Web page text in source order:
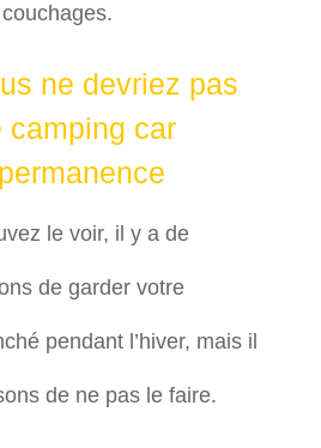
ne devriez pas
camping car
le voir, il y a de
de garder votre
pendant l’hiver, mais il
de ne pas le faire.